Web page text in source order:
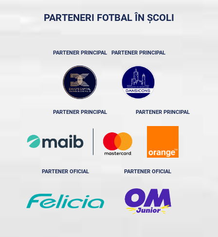
PARTENERI FOTBAL ÎN ȘCOLI
PARTENER PRINCIPAL PARTENER PRINCIPAL
PARTENER PRINCIPAL PARTENER PRINCIPAL
PARTENER OFICIAL PARTENER OFICIAL